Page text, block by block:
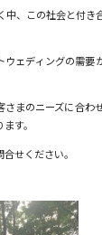
、この社会と付き
ウェディングの需要
さまのニーズに合わ
す。
せください。